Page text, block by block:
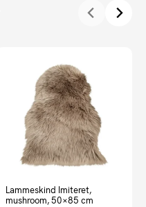
Lammeskind Imiteret,
mushroom, 50×85 cm